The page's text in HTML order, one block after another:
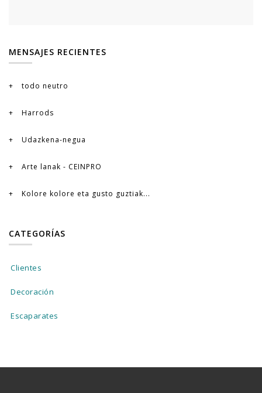
MENSAJES RECIENTES
todo neutro
Harrods
Udazkena-negua
Arte lanak - CEINPRO
Kolore kolore eta gusto guztiak...
CATEGORÍAS
Clientes
Decoración
Escaparates